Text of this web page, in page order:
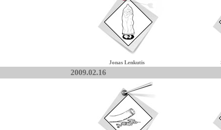
Jonas Lenkutis
2009.02.16